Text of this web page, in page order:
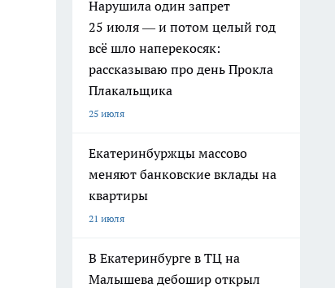
Нарушила один запрет
25 июля — и потом целый год
всё шло наперекосяк:
рассказываю про день Прокла
Плакальщика
25 июля
Екатеринбуржцы массово
меняют банковские вклады на
квартиры
21 июля
В Екатеринбурге в ТЦ на
Малышева дебошир открыл